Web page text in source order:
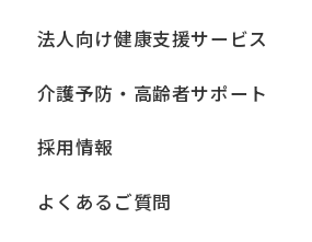
法人向け健康支援サービス
介護予防・高齢者サポート
採用情報
よくあるご質問